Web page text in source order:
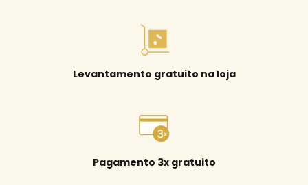
Levantamento gratuito na loja
Pagamento 3x gratuito